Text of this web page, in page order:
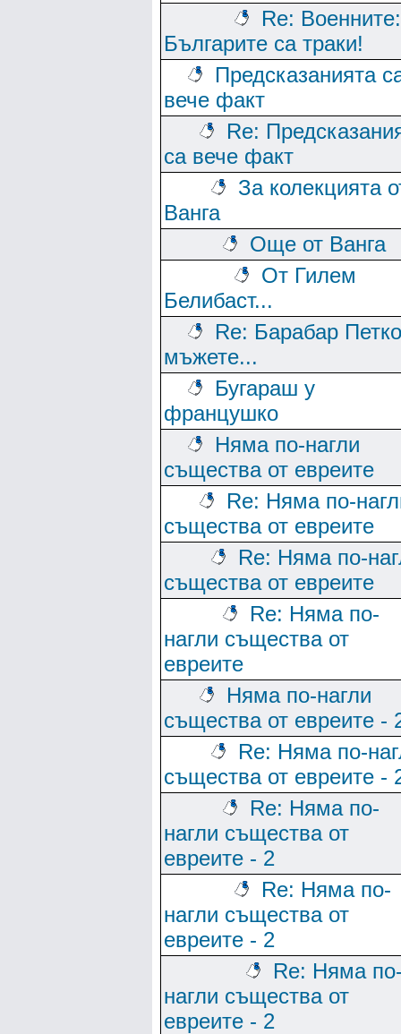
Re: Военните:
Българите са траки!
Предсказанията
вече факт
Re:
са вече факт
За колекцията
Ванга
Още от Ванга
От Гилем
Белибаст...
Re: Барабар
мъжете...
Бугараш у
францушко
Няма по-нагли
същества от евреите
Re: Няма по-
същества от евреите
Re: Няма по-
същества от евреите
Re: Няма по-
нагли същества от
евреите
Няма по-нагли
същества от евреите -
Re: Няма по-
същества от евреите -
Re: Няма по-
нагли същества от
евреите - 2
Re: Няма по-
нагли същества от
евреите - 2
Re: Няма
нагли същества от
евреите - 2